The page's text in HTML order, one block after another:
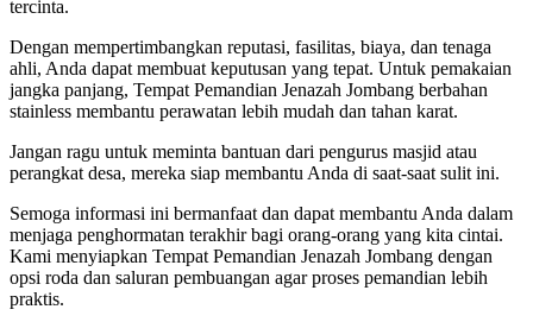
tercinta.
Dengan mempertimbangkan reputasi, fasilitas, biaya, dan tenaga
ahli, Anda dapat membuat keputusan yang tepat. Untuk pemakaian
jangka panjang, Tempat Pemandian Jenazah Jombang berbahan
stainless membantu perawatan lebih mudah dan tahan karat.
Jangan ragu untuk meminta bantuan dari pengurus masjid atau
perangkat desa, mereka siap membantu Anda di saat-saat sulit ini.
Semoga informasi ini bermanfaat dan dapat membantu Anda dalam
menjaga penghormatan terakhir bagi orang-orang yang kita cintai.
Kami menyiapkan Tempat Pemandian Jenazah Jombang dengan
opsi roda dan saluran pembuangan agar proses pemandian lebih
praktis.